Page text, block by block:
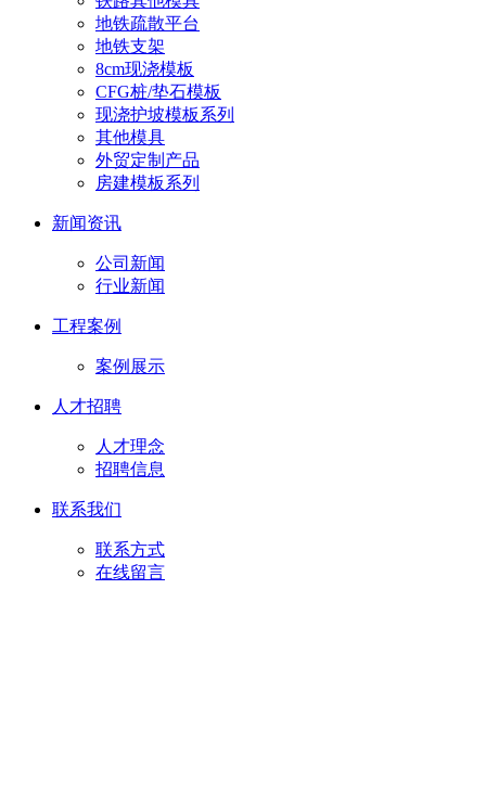
地铁疏散平台
地铁支架
8cm现浇模板
CFG桩/垫石模板
现浇护坡模板系列
其他模具
外贸定制产品
房建模板系列
新闻资讯
公司新闻
行业新闻
工程案例
案例展示
人才招聘
人才理念
招聘信息
联系我们
联系方式
在线留言